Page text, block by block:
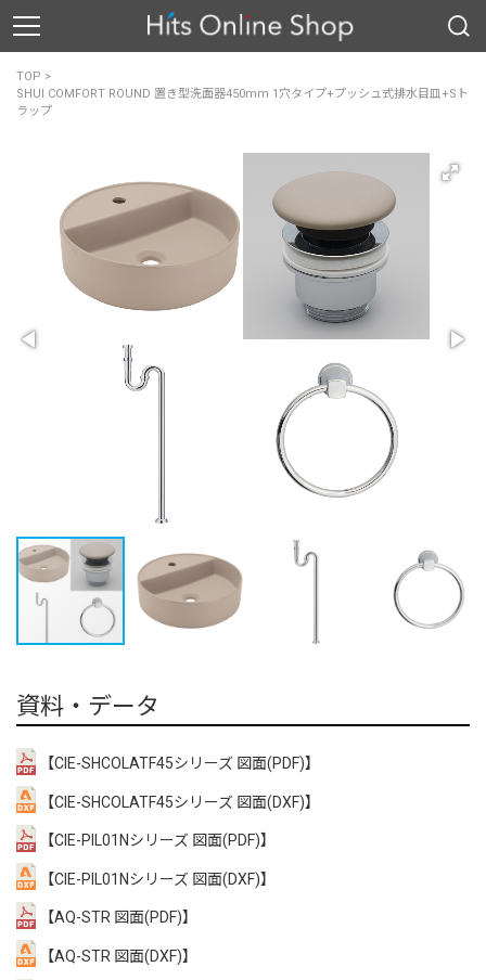
TOP >
SHUI COMFORT ROUND 置き型洗面器450mm 1穴タイプ+プッシュ式排水目皿+Sト
ラップ
資料・データ
【CIE-SHCOLATF45シリーズ 図面(PDF)】
【CIE-SHCOLATF45シリーズ 図面(DXF)】
【CIE-PIL01Nシリーズ 図面(PDF)】
【CIE-PIL01Nシリーズ 図面(DXF)】
【AQ-STR 図面(PDF)】
【AQ-STR 図面(DXF)】